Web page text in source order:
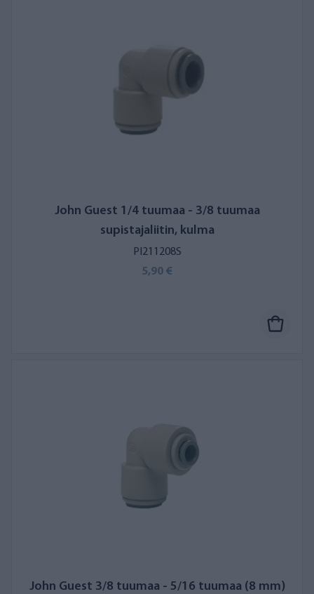
John Guest 1/4 tuumaa - 3/8 tuumaa
supistajaliitin, kulma
PI211208S
5,90 €
John Guest 3/8 tuumaa - 5/16 tuumaa (8 mm)